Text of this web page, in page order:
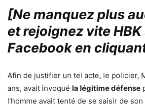
[Ne manquez plus
et rejoignez vite
Facebook en
Afin de justifier un tel acte, le policier,
ans, avait invoqué la légitime défense
l’homme avait tenté de se saisir de